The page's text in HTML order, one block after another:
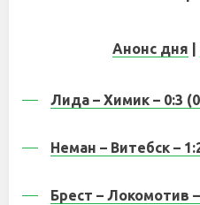
Анонс дня
Лида – Химик – 0:3
Неман – Витебск –
Брест – Локомотив –